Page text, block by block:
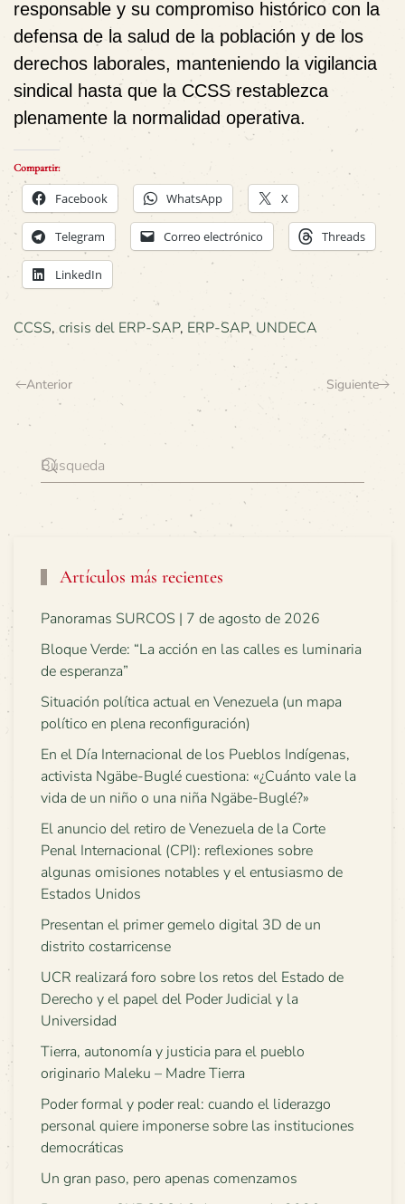
responsable y su compromiso histórico con la
defensa de la salud de la población y de los
derechos laborales, manteniendo la vigilancia
sindical hasta que la CCSS restablezca
plenamente la normalidad operativa.
Compartir:
Facebook WhatsApp X
Telegram Correo electrónico Threads
LinkedIn
CCSS, crisis del ERP-SAP, ERP-SAP, UNDECA
Anterior Siguiente
Artículos más recientes
Panoramas SURCOS | 7 de agosto de 2026
Bloque Verde: “La acción en las calles es luminaria
de esperanza”
Situación política actual en Venezuela (un mapa
político en plena reconfiguración)
En el Día Internacional de los Pueblos Indígenas,
activista Ngäbe-Buglé cuestiona: «¿Cuánto vale la
vida de un niño o una niña Ngäbe-Buglé?»
El anuncio del retiro de Venezuela de la Corte
Penal Internacional (CPI): reflexiones sobre
algunas omisiones notables y el entusiasmo de
Estados Unidos
Presentan el primer gemelo digital 3D de un
distrito costarricense
UCR realizará foro sobre los retos del Estado de
Derecho y el papel del Poder Judicial y la
Universidad
Tierra, autonomía y justicia para el pueblo
originario Maleku – Madre Tierra
Poder formal y poder real: cuando el liderazgo
personal quiere imponerse sobre las instituciones
democráticas
Un gran paso, pero apenas comenzamos